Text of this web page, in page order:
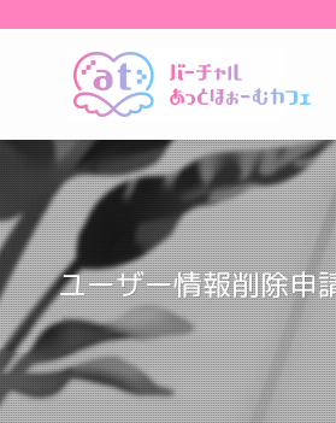
ユーザー情報削除申